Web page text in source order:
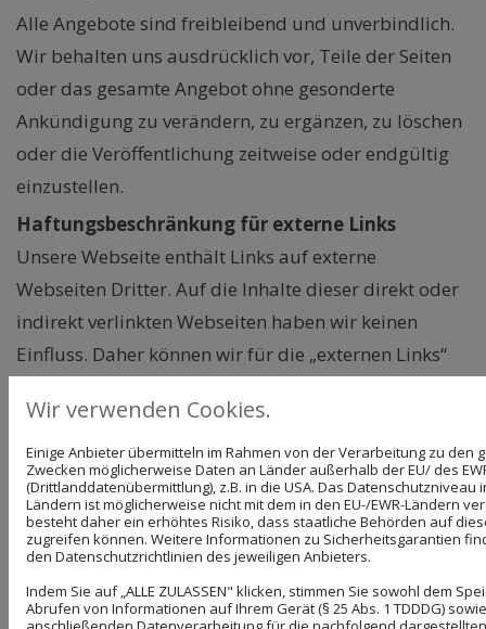
Alle Angebote sind freibleibend und unverbindlich.
Wir behalten uns ausdrücklich vor, Teile der Seiten
oder das gesamte Angebot ohne gesonderte
Ankündigung zu verändern, zu ergänzen, zu löschen
oder die Veröffentlichung zeitweise oder endgültig
einzustellen.
Haftungsbeschränkung für externe Links
Unsere Webseite enthält Links auf externe
Webseiten Dritter. Auf die Inhalte dieser direkt oder
indirekt verlinkten Webseiten haben wir keinen
Einfluss. Daher können wir für die „externen Links“
übernehmen. Für die Inhalte der externen Links sind
die jeweilige Anbieter oder Betreiber (Urheber) der
Seiten verantwortlich.
Die externen Links wurden zum Zeitpunkt der
Linksetzung auf eventuelle Rechtsverstöße überprüft
und waren im Zeitpunkt der Linksetzung frei von
rechtswidrigen Inhalten. Eine ständige inhaltliche
Wir verwenden Cookies.
Einige Anbieter übermitteln im Rahmen von der Verarbeitung zu den
Zwecken möglicherweise Daten an Länder außerhalb der EU/ des
(Drittlanddatenübermittlung), z.B. in die USA. Das Datenschutzniveau
Ländern ist möglicherweise nicht mit dem in den EU-/EWR-Ländern
besteht daher ein erhöhtes Risiko, dass staatliche Behörden auf
zugreifen können. Weitere Informationen zu Sicherheitsgarantien
den Datenschutzrichtlinien des jeweiligen Anbieters.
Indem Sie auf „ALLE ZULASSEN" klicken, stimmen Sie sowohl dem
Abrufen von Informationen auf Ihrem Gerät (§ 25 Abs. 1 TDDDG)